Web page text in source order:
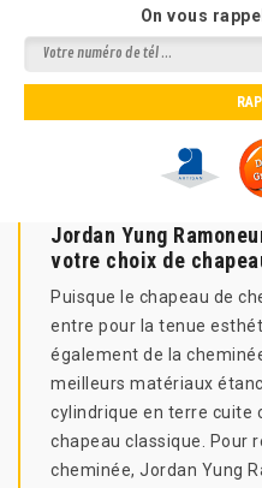
On vous
Jordan Yung
votre choix de
Puisque le chapeau de
entre pour la tenue
également de la
meilleurs matériaux
cylindrique en terre cuite
chapeau classique. Pour
cheminée, Jordan Yung